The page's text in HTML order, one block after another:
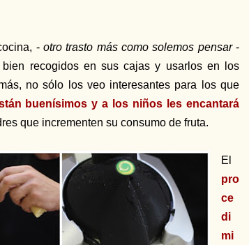
- otro trasto más como solemos pensar-
recogidos en sus cajas y usarlos en los
no sólo los veo interesantes para los que
buenísimos y a los niños les encantará
que incrementen su consumo de fruta.
El
pro
ce
di
mi